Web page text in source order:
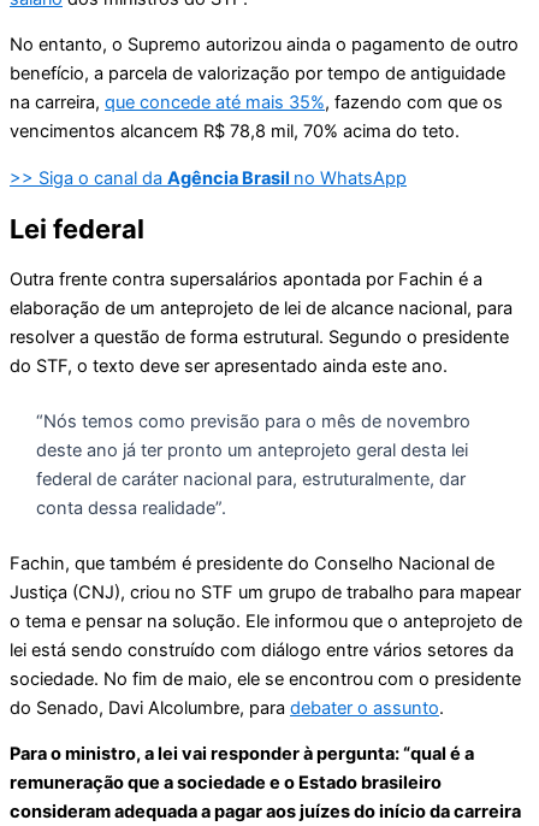
No entanto, o Supremo autorizou ainda o pagamento de outro
benefício, a parcela de valorização por tempo de antiguidade
na carreira, que concede até mais 35%, fazendo com que os
vencimentos alcancem R$ 78,8 mil, 70% acima do teto.
>> Siga o canal da Agência Brasil no WhatsApp
Lei federal
Outra frente contra supersalários apontada por Fachin é a
elaboração de um anteprojeto de lei de alcance nacional, para
resolver a questão de forma estrutural. Segundo o presidente
do STF, o texto deve ser apresentado ainda este ano.
“Nós temos como previsão para o mês de novembro
deste ano já ter pronto um anteprojeto geral desta lei
federal de caráter nacional para, estruturalmente, dar
conta dessa realidade”.
Fachin, que também é presidente do Conselho Nacional de
Justiça (CNJ), criou no STF um grupo de trabalho para mapear
o tema e pensar na solução. Ele informou que o anteprojeto de
lei está sendo construído com diálogo entre vários setores da
sociedade. No fim de maio, ele se encontrou com o presidente
do Senado, Davi Alcolumbre, para debater o assunto.
Para o ministro, a lei vai responder à pergunta: “qual é a
remuneração que a sociedade e o Estado brasileiro
consideram adequada a pagar aos juízes do início da carreira